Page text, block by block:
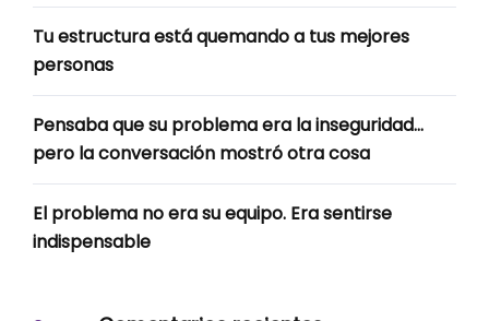
Tu estructura está quemando a tus mejores
personas
Pensaba que su problema era la inseguridad…
pero la conversación mostró otra cosa
El problema no era su equipo. Era sentirse
indispensable